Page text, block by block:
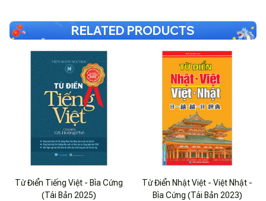
RELATED PRODUCTS
Từ Điển Tiếng Việt - Bìa Cứng
(Tái Bản 2025)
Từ Điển Nhật Việt - Việt Nhật -
Bìa Cứng (Tái Bản 2023)